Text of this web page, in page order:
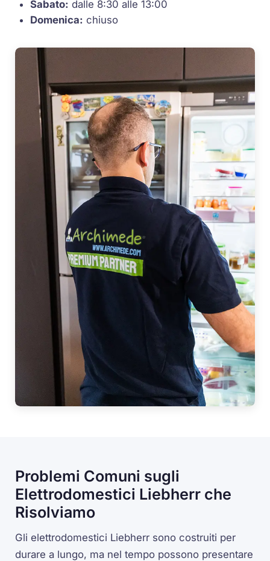
Sabato: dalle 8:30 alle 13:00
Domenica: chiuso
Problemi Comuni sugli
Elettrodomestici Liebherr che
Risolviamo
Gli elettrodomestici Liebherr sono costruiti per
durare a lungo, ma nel tempo possono presentare